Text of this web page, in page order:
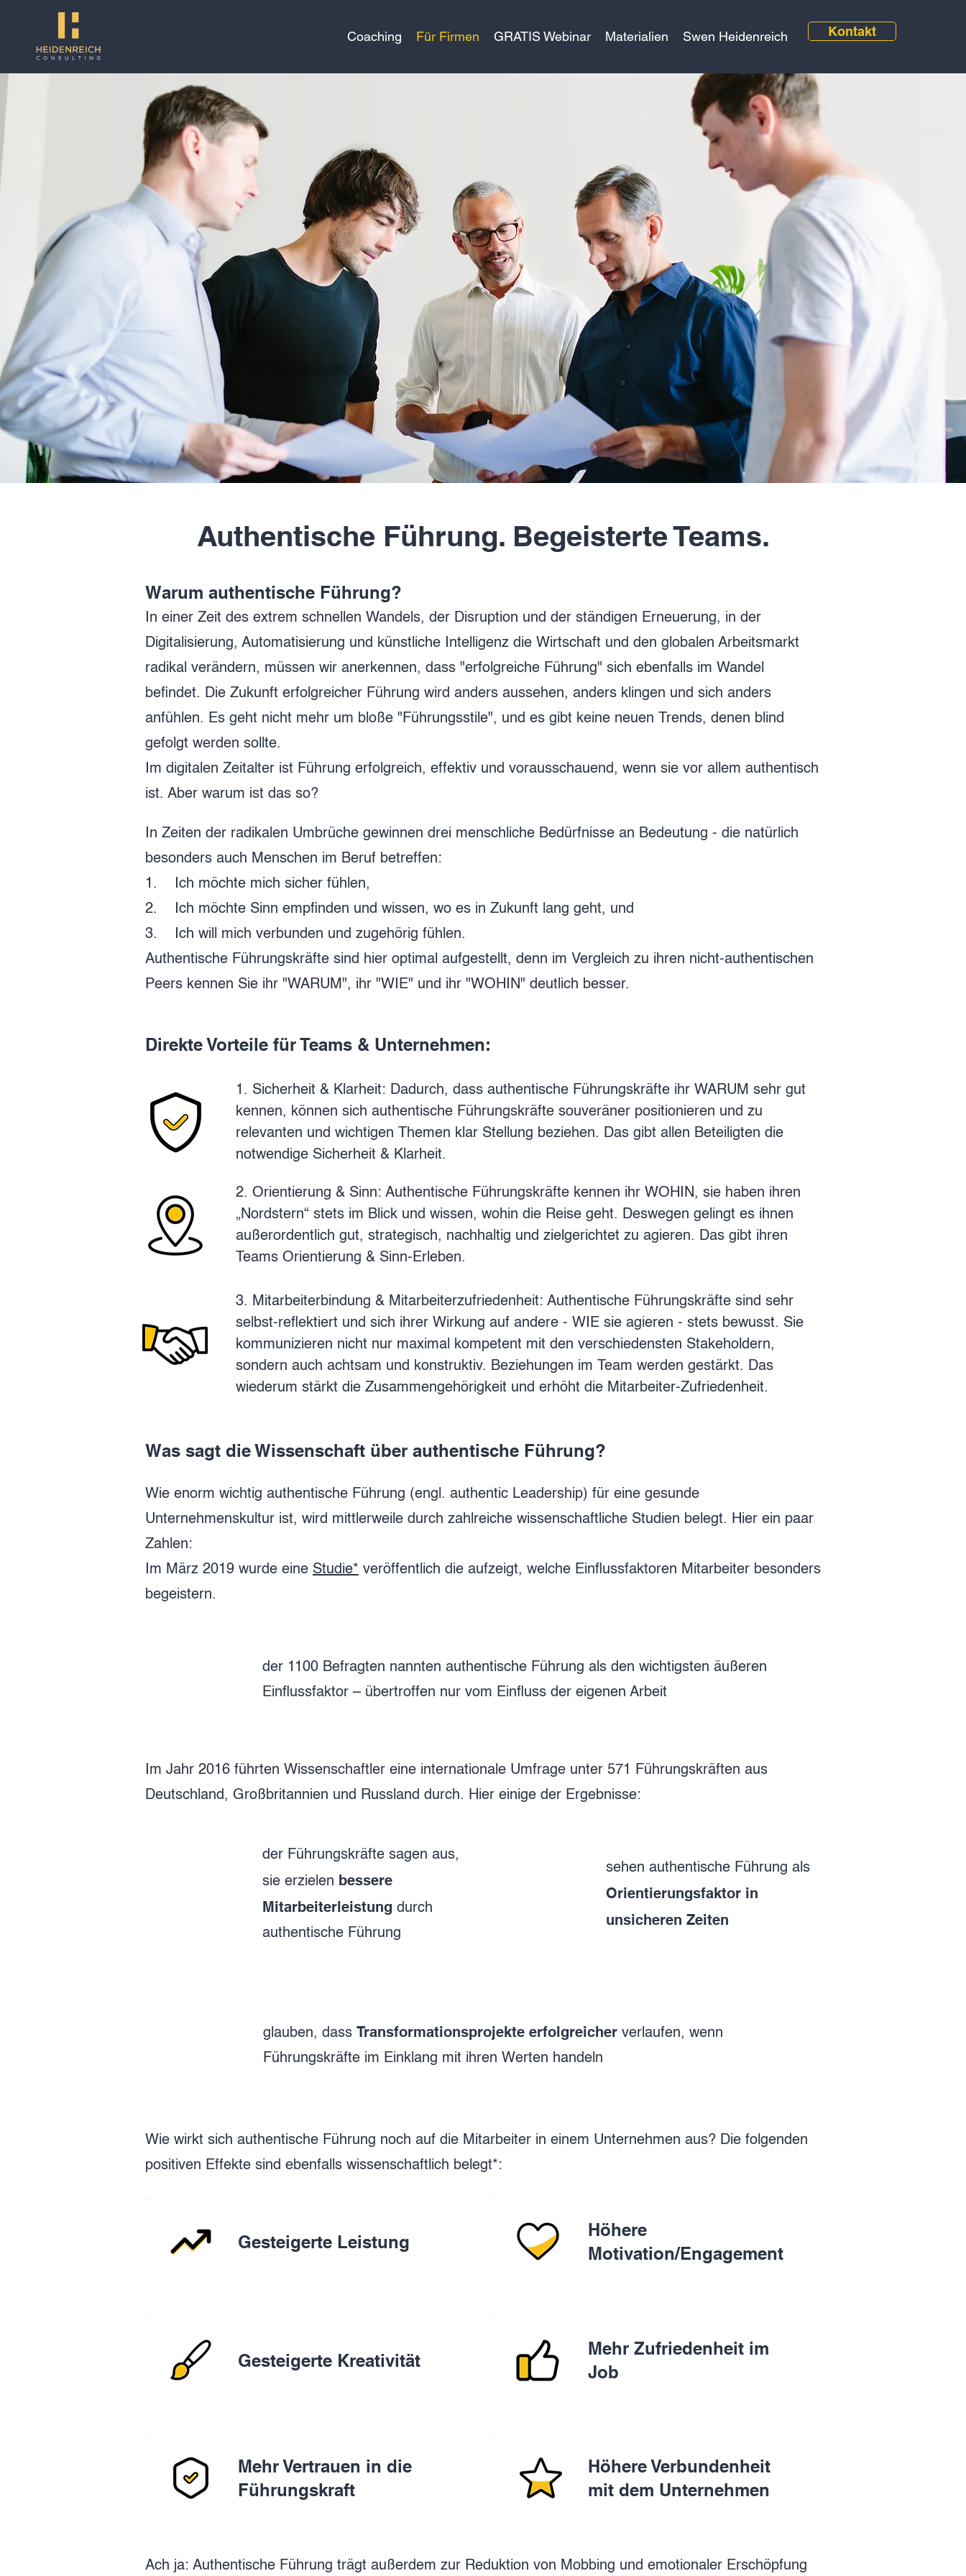
Coaching Für Firmen GRATIS Webinar Materialien Swen Heidenreich Kontakt
Authentische Führung. Begeisterte Teams.
Warum authentische Führung?
In einer Zeit des extrem schnellen Wandels, der Disruption und der ständigen Erneuerung, in der
Digitalisierung, Automatisierung und künstliche Intelligenz die Wirtschaft und den globalen Arbeitsmarkt
radikal verändern, müssen wir anerkennen, dass "erfolgreiche Führung" sich ebenfalls im Wandel
befindet. Die Zukunft erfolgreicher Führung wird anders aussehen, anders klingen und sich anders
anfühlen. Es geht nicht mehr um bloße "Führungsstile", und es gibt keine neuen Trends, denen blind
gefolgt werden sollte.
Im digitalen Zeitalter ist Führung erfolgreich, effektiv und vorausschauend, wenn sie vor allem authentisch
ist. Aber warum ist das so?
In Zeiten der radikalen Umbrüche gewinnen drei menschliche Bedürfnisse an Bedeutung - die natürlich
besonders auch Menschen im Beruf betreffen:
1. Ich möchte mich sicher fühlen,
2. Ich möchte Sinn empfinden und wissen, wo es in Zukunft lang geht, und
3. Ich will mich verbunden und zugehörig fühlen.
Authentische Führungskräfte sind hier optimal aufgestellt, denn im Vergleich zu ihren nicht-authentischen
Peers kennen Sie ihr "WARUM", ihr "WIE" und ihr "WOHIN" deutlich besser.
Direkte Vorteile für Teams & Unternehmen:
1. Sicherheit & Klarheit: Dadurch, dass authentische Führungskräfte ihr WARUM sehr gut
kennen, können sich authentische Führungskräfte souveräner positionieren und zu
relevanten und wichtigen Themen klar Stellung beziehen. Das gibt allen Beteiligten die
notwendige Sicherheit & Klarheit.
2. Orientierung & Sinn: Authentische Führungskräfte kennen ihr WOHIN, sie haben ihren
„Nordstern“ stets im Blick und wissen, wohin die Reise geht. Deswegen gelingt es ihnen
außerordentlich gut, strategisch, nachhaltig und zielgerichtet zu agieren. Das gibt ihren
Teams Orientierung & Sinn-Erleben.
3. Mitarbeiterbindung & Mitarbeiterzufriedenheit: Authentische Führungskräfte sind sehr
selbst-reflektiert und sich ihrer Wirkung auf andere - WIE sie agieren - stets bewusst. Sie
kommunizieren nicht nur maximal kompetent mit den verschiedensten Stakeholdern,
sondern auch achtsam und konstruktiv. Beziehungen im Team werden gestärkt. Das
wiederum stärkt die Zusammengehörigkeit und erhöht die Mitarbeiter-Zufriedenheit.
Was sagt die Wissenschaft über authentische Führung?
Wie enorm wichtig authentische Führung (engl. authentic Leadership) für eine gesunde
Unternehmenskultur ist, wird mittlerweile durch zahlreiche wissenschaftliche Studien belegt. Hier ein paar
Zahlen:
Im März 2019 wurde eine Studie* veröffentlich die aufzeigt, welche Einflussfaktoren Mitarbeiter besonders
begeistern.
der 1100 Befragten nannten authentische Führung als den wichtigsten äußeren
Einflussfaktor – übertroffen nur vom Einfluss der eigenen Arbeit
Im Jahr 2016 führten Wissenschaftler eine internationale Umfrage unter 571 Führungskräften aus
Deutschland, Großbritannien und Russland durch. Hier einige der Ergebnisse:
der Führungskräfte sagen aus,
sie erzielen bessere
Mitarbeiterleistung durch
authentische Führung
sehen authentische Führung als
Orientierungsfaktor in
unsicheren Zeiten
glauben, dass Transformationsprojekte erfolgreicher verlaufen, wenn
Führungskräfte im Einklang mit ihren Werten handeln
Wie wirkt sich authentische Führung noch auf die Mitarbeiter in einem Unternehmen aus? Die folgenden
positiven Effekte sind ebenfalls wissenschaftlich belegt*:
Gesteigerte Leistung
Höhere
Motivation/Engagement
Gesteigerte Kreativität
Mehr Zufriedenheit im
Job
Mehr Vertrauen in die
Führungskraft
Höhere Verbundenheit
mit dem Unternehmen
Ach ja: Authentische Führung trägt außerdem zur Reduktion von Mobbing und emotionaler Erschöpfung